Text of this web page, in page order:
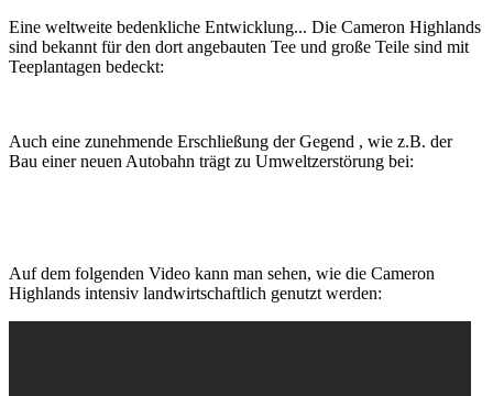
Eine weltweite bedenkliche Entwicklung... Die Cameron Highlands
sind bekannt für den dort angebauten Tee und große Teile sind mit
Teeplantagen bedeckt:
Auch eine zunehmende Erschließung der Gegend , wie z.B. der
Bau einer neuen Autobahn trägt zu Umweltzerstörung bei:
Auf dem folgenden Video kann man sehen, wie die Cameron
Highlands intensiv landwirtschaftlich genutzt werden: